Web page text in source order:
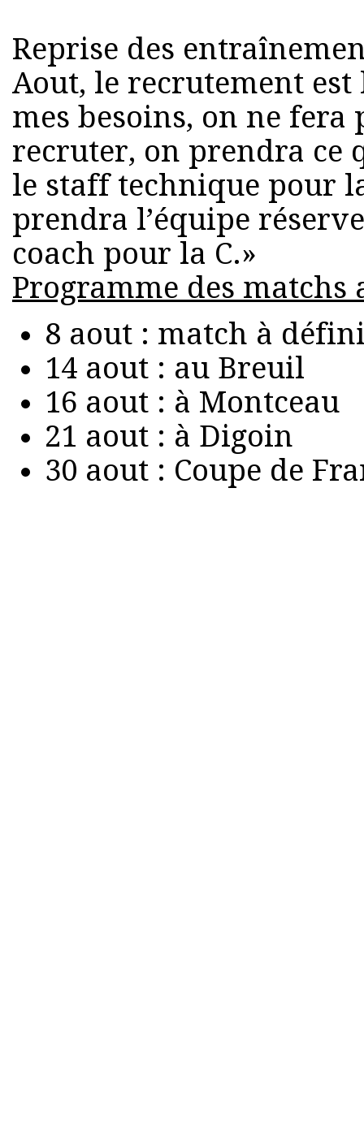
Reprise des
Aout, le recrutement est
mes besoins, on ne fera
recruter, on prendra ce
le staff technique pour
prendra l’équipe
coach pour la C.»
Programme des
8 aout : match à
14 aout : au Breuil
16 aout : à Montceau
21 aout : à Digoin
30 aout : Coupe de